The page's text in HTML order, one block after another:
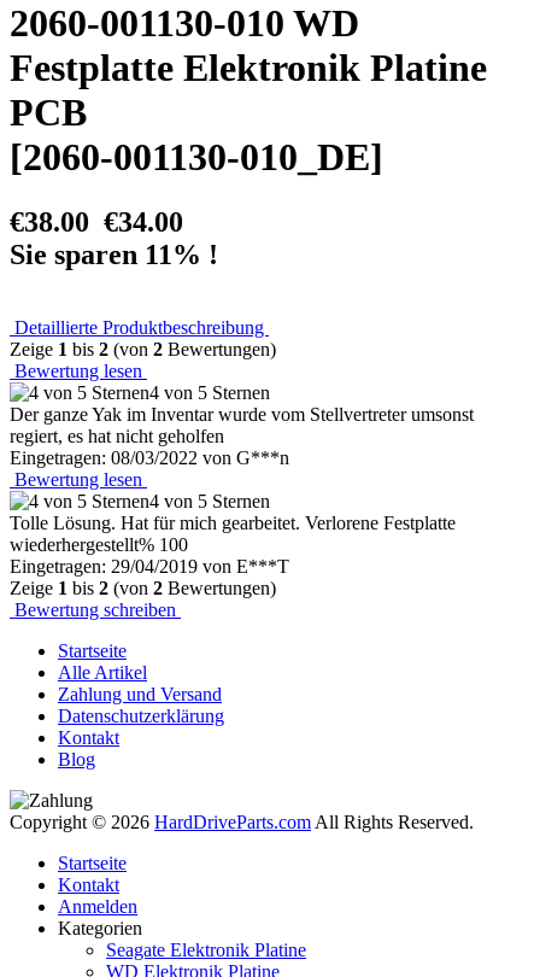
2060-001130-010 WD
Festplatte Elektronik Platine
PCB
[2060-001130-010_DE]
€38.00 €34.00
Sie sparen 11% !
Detaillierte Produktbeschreibung
Zeige 1 bis 2 (von 2 Bewertungen)
Bewertung lesen
4 von 5 Sternen
Der ganze Yak im Inventar wurde vom Stellvertreter umsonst
regiert, es hat nicht geholfen
Eingetragen: 08/03/2022 von G***n
Bewertung lesen
4 von 5 Sternen
Tolle Lösung. Hat für mich gearbeitet. Verlorene Festplatte
wiederhergestellt% 100
Eingetragen: 29/04/2019 von E***T
Zeige 1 bis 2 (von 2 Bewertungen)
Bewertung schreiben
Startseite
Alle Artikel
Zahlung und Versand
Datenschutzerklärung
Kontakt
Blog
Copyright © 2026 HardDriveParts.com All Rights Reserved.
Startseite
Kontakt
Anmelden
Kategorien
Seagate Elektronik Platine
WD Elektronik Platine